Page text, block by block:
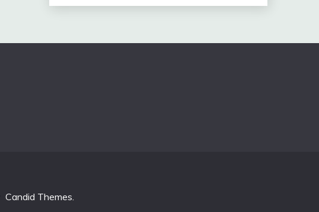
Candid Themes.